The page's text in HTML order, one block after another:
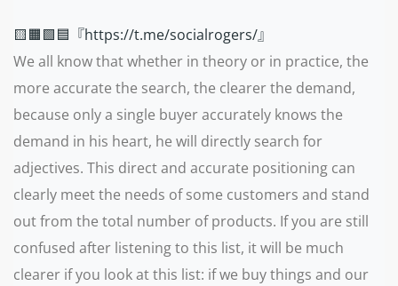
🟨🟧🟩🟦『https://t.me/socialrogers/』
We all know that whether in theory or in practice, the
more accurate the search, the clearer the demand,
because only a single buyer accurately knows the
demand in his heart, he will directly search for
adjectives. This direct and accurate positioning can
clearly meet the needs of some customers and stand
out from the total number of products. If you are still
confused after listening to this list, it will be much
clearer if you look at this list: if we buy things and our